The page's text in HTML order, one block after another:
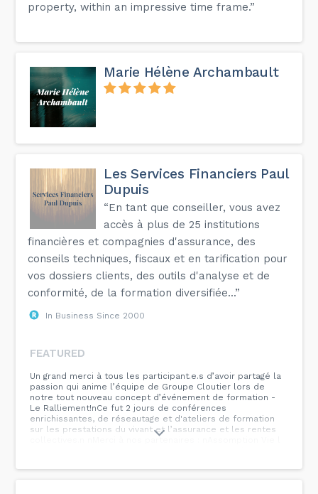
property, within an impressive time frame.”
Marie Hélène Archambault
Les Services Financiers Paul
Dupuis
“En tant que conseiller, vous avez
accès à plus de 25 institutions
financières et compagnies d'assurance, des
conseils techniques, fiscaux et en tarification pour
vos dossiers clients, des outils d'analyse et de
conformité, de la formation diversifiée...”
In Business Since 2000
FEATURED
Un grand merci à tous les participant.e.s d’avoir partagé la
passion qui anime l’équipe de Groupe Cloutier lors de
notre tout nouveau concept d’événement de formation -
Le Ralliement!nCe fut 2 jours de conférences
enrichissantes, de réseautage et d'ateliers de formation
sur les prestations du vivant et l’assurance et les rentes
collectives.n nMerci à nos partenaires : nAssomption Vie l
(Industrielle Alliance)nivari Canada nManuvie nForesters